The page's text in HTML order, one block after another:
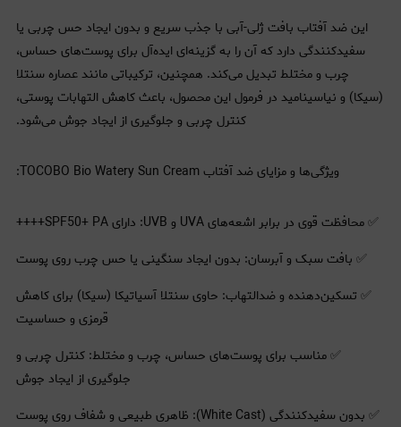
این ضد آفتاب بافت ژلی-آبی با جذب سریع و بدون ایجاد حس چربی یا
سفیدکنندگی دارد که آن را به گزینه‌ای ایده‌آل برای پوست‌های حساس،
چرب و مختلط تبدیل می‌کند. همچنین، ترکیباتی مانند عصاره سنتلا
(سیکا) و نیاسینامید در فرمول این محصول، باعث کاهش التهابات پوستی،
کنترل چربی و جلوگیری از ایجاد جوش می‌شود.
ویژگی‌ها و مزایای ضد آفتاب TOCOBO Bio Watery Sun Cream:
✅ محافظت قوی در برابر اشعه‌های UVA و UVB: دارای SPF50+ PA++++
✅ بافت سبک و آبرسان: بدون ایجاد سنگینی یا حس چرب روی پوست
✅ تسکین‌دهنده و ضدالتهاب: حاوی سنتلا آسیاتیکا (سیکا) برای کاهش
قرمزی و حساسیت
✅ مناسب برای پوست‌های حساس، چرب و مختلط: کنترل چربی و
جلوگیری از ایجاد جوش
✅ بدون سفیدکنندگی (White Cast): ظاهری طبیعی و شفاف روی پوست